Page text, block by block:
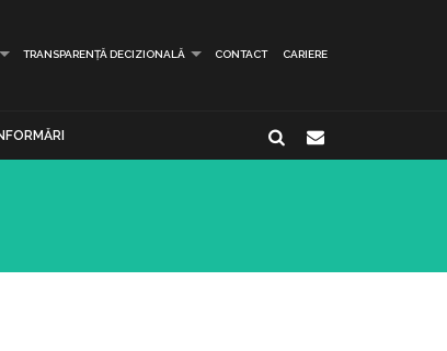
TRANSPARENȚĂ DECIZIONALĂ CONTACT CARIERE